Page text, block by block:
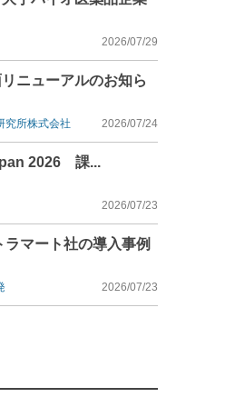
2026/07/29
ニューアルのお知ら
究所株式会社 2026/07/24
2026 課...
2026/07/23
ラマート社の導入事例
2026/07/23